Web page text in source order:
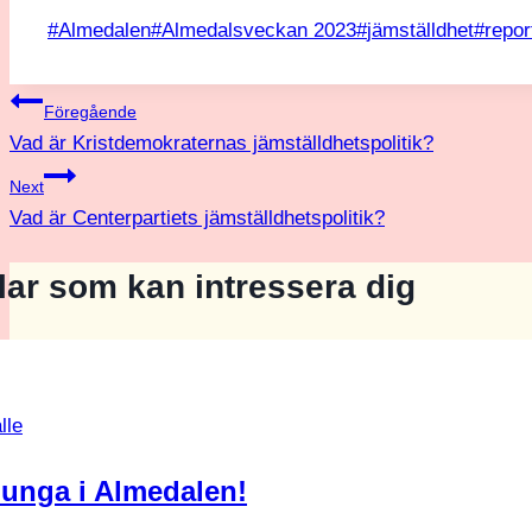
Post
#Almedalen#Almedalsveckan 2023#jämställdhet#
Inläggsnavigering
Föregående
Vad är Kristdemokraternas jämställdhetspolitik?
Next
Vad är Centerpartiets jämställdhetspolitik?
som kan intressera dig
i Almedalen!